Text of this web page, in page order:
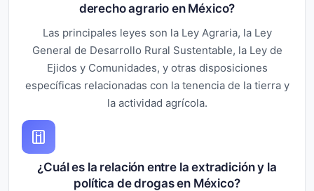
derecho agrario en México?
Las principales leyes son la Ley Agraria, la Ley
General de Desarrollo Rural Sustentable, la Ley de
Ejidos y Comunidades, y otras disposiciones
específicas relacionadas con la tenencia de la tierra y
la actividad agrícola.
¿Cuál es la relación entre la extradición y la
política de drogas en México?